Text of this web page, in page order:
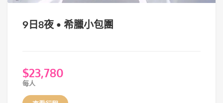
9日8夜 • 希臘小包團
$23,780
每人